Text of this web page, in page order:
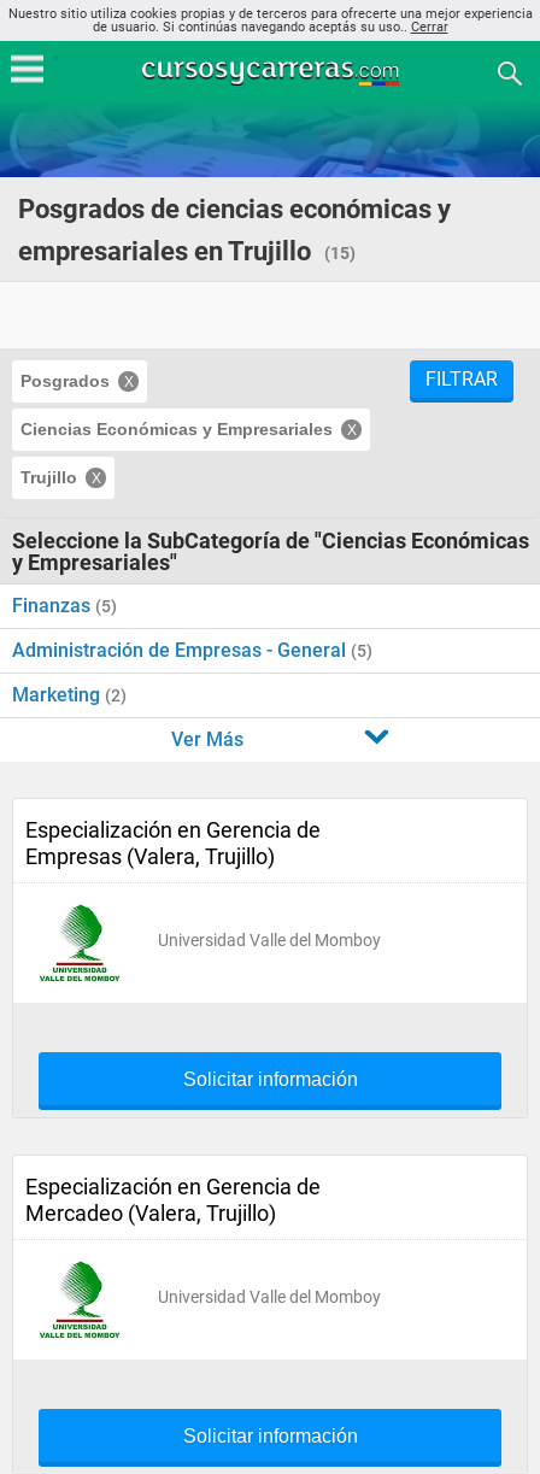
Nuestro sitio utiliza cookies propias y de terceros para ofrecerte una mejor experiencia
de usuario. Si continúas navegando aceptás su uso.. Cerrar
Posgrados de ciencias económicas y
empresariales en Trujillo
(15)
Posgrados
Ciencias Económicas y Empresariales
Trujillo
FILTRAR
Seleccione la SubCategoría de "Ciencias Económicas
y Empresariales"
Finanzas (5)
Administración de Empresas - General (5)
Marketing (2)
Ver Más
Especialización en Gerencia de
Empresas (Valera, Trujillo)
Universidad Valle del Momboy
Solicitar información
Especialización en Gerencia de
Mercadeo (Valera, Trujillo)
Universidad Valle del Momboy
Solicitar información